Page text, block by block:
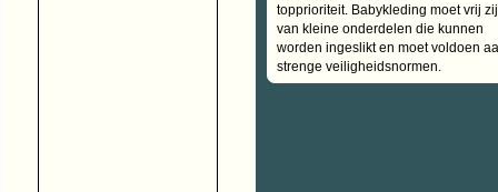
topprioriteit. Babykleding moet vrij
van kleine onderdelen die kunnen
worden ingeslikt en moet voldoen
strenge veiligheidsnormen.